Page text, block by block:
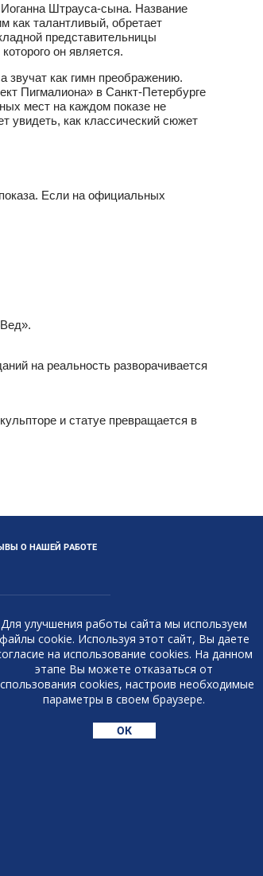
Штрауса-сына. Название
как талантливый, обретает
представительницы
он является.
как гимн преображению.
Пигмалиона» в Санкт‑Петербурге
мест на каждом показе не
увидеть, как классический сюжет
Если на официальных
на реальность разворачивается
и статуе превращается в
О НАШЕЙ РАБОТЕ
Для улучшения работы сайта мы используем
файлы cookie. Используя этот сайт, Вы даете
на использование cookies. На данном
этапе Вы можете отказаться от
cookies, настроив необходимые
параметры в своем браузере.
ОК